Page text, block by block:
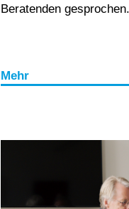
Beratenden
Mehr